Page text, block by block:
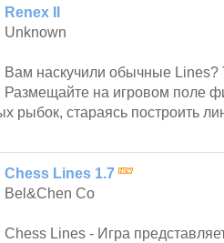
Renex II
Unknown
Вам наскучили обычные Lines?
Размещайте на игровом поле
рыбок, стараясь построить
Chess Lines 1.7
Bel&Chen Co
Chess Lines - Игра